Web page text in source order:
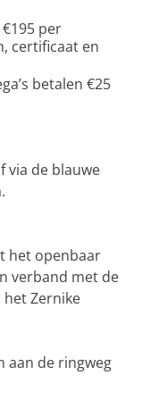
leerlingen.
voor het
inleven
werken
algemeen
van
in het
geven
(delen
te
connectie,
cognitieve
is
welke
integreren
om? In
die
Deze
om
je gek
per
certificaat en
betalen €25
via de blauwe
het openbaar
verband met de
Zernike
aan de ringweg